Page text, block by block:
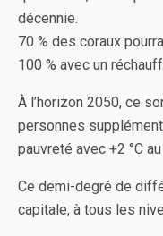
décennie.
70 % des coraux
100 % avec un
À l’horizon 2050, ce
personnes
pauvreté avec +2 °C
Ce demi-degré de
capitale, à tous les